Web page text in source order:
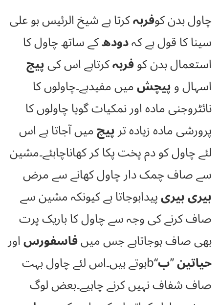
چاول بدن کوفربہکرتا ہے شیخ الرئیس بو علی
سینا کا قول ہے کہدودھکے ساتھ چاول کا
استعمال بدن کوفربہکرتاہے اس کیپیچ
اسہال وپیچشمیں مفیدہے۔چاولوں کا
نائٹروجنی مادہ اور نمکیات گویا چاولوں کا
پرورشی مادہ زیادہ ترپیچمیں آجاتا ہے اس
لئے چاول کو دم پخت پکا کر کھاناچاہئے۔مشین
سے صاف چمک دار چاول کھانے سے مرض
بیری بیریپیداہوجاتا ہے کیونکہ مشین سے
صاف کرنے کی وجہ سے چاول کا باریک پرت
بھی صاف ہوجاتاہے جس میںفاسفورساور
حیاتین’’ب ‘‘bہوتے ہیں۔اس لئے چاول بہت
صاف شفاف نہیں کرنے چاہیے۔بعض لوگ